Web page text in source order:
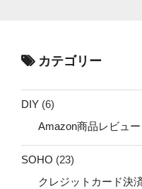
カテゴリー
DIY (6)
Amazon商品レビュー
SOHO (23)
クレジットカード決